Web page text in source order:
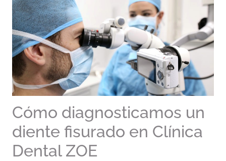
Cómo diagnosticamos un
diente fisurado en Clínica
Dental ZOE